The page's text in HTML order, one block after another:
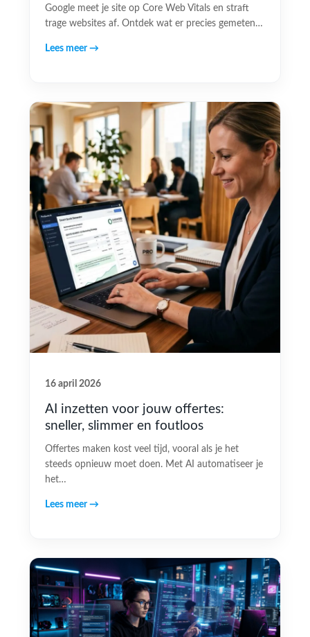
Google meet je site op Core Web Vitals en straft
trage websites af. Ontdek wat er precies gemeten…
Lees meer →
16 april 2026
AI inzetten voor jouw offertes:
sneller, slimmer en foutloos
Offertes maken kost veel tijd, vooral als je het
steeds opnieuw moet doen. Met AI automatiseer je
het…
Lees meer →